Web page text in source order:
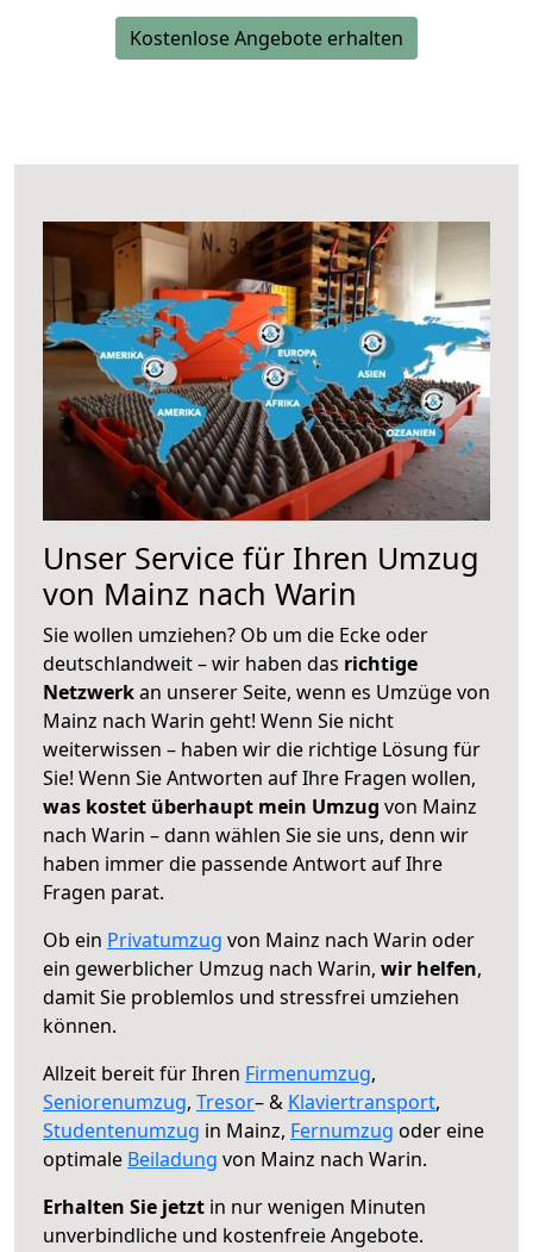
Kostenlose Angebote erhalten
Unser Service für Ihren Umzug
von Mainz nach Warin
Sie wollen umziehen? Ob um die Ecke oder
deutschlandweit – wir haben das richtige
Netzwerkan unserer Seite, wenn es Umzüge von
Mainz nach Warin geht! Wenn Sie nicht
weiterwissen – haben wir die richtige Lösung für
Sie! Wenn Sie Antworten auf Ihre Fragen wollen,
was kostet überhaupt mein Umzug von Mainz
nach Warin – dann wählen Sie sie uns, denn wir
haben immer die passende Antwort auf Ihre
Fragen parat.
Ob ein Privatumzug von Mainz nach Warin oder
ein gewerblicher Umzug nach Warin, wir helfen,
damit Sie problemlos und stressfrei umziehen
können.
Allzeit bereit für Ihren Firmenumzug,
Seniorenumzug, Tresor– & Klaviertransport,
Studentenumzug in Mainz, Fernumzug oder eine
optimale Beiladung von Mainz nach Warin.
Erhalten Sie jetzt in nur wenigen Minuten
unverbindliche und kostenfreie Angebote.